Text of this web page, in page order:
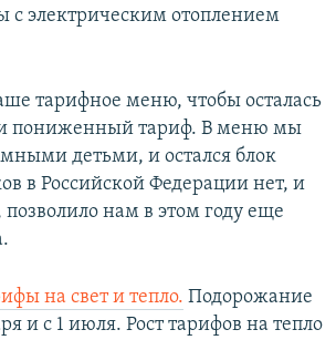
электрическим отоплением
тарифное меню, чтобы осталась
пониженный тариф. В меню мы
детьми, и остался блок
в Российской Федерации нет, и
позволило нам в этом году еще
на свет и тепло. Подорожание
и с 1 июля. Рост тарифов на тепло